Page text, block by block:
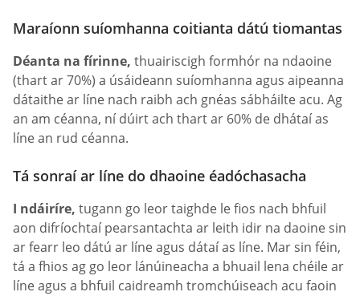
Maraíonn suíomhanna coitianta dátú tiomantas
Déanta na fírinne, thuairiscigh formhór na ndaoine
(thart ar 70%) a úsáideann suíomhanna agus aipeanna
dátaithe ar líne nach raibh ach gnéas sábháilte acu. Ag
an am céanna, ní dúirt ach thart ar 60% de dhátaí as
líne an rud céanna.
Tá sonraí ar líne do dhaoine éadóchasacha
I ndáiríre, tugann go leor taighde le fios nach bhfuil
aon difríochtaí pearsantachta ar leith idir na daoine sin
ar fearr leo dátú ar líne agus dátaí as líne. Mar sin féin,
tá a fhios ag go leor lánúineacha a bhuail lena chéile ar
líne agus a bhfuil caidreamh tromchúiseach acu faoin